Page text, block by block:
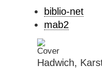
biblio-net
mab2
Hadwich,